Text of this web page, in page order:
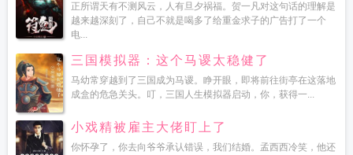
正所谓天有不测风云，人有旦夕祸福。贺一凡对这句话的理解是
越来越深刻了，自己不就是喝多了给重金求子的广告打了一个
电...
三国模拟器：这个马谡太稳健了
马幼常穿越到了三国成为马谡。睁开眼，即将前往街亭在这落地
成盒的危急关头。叮，三国人生模拟器启动，你，获得一...
小戏精被雇主大佬盯上了
你怀孕了，你去向爷爷承认错误，我们结婚。孟西西冷笑，他还